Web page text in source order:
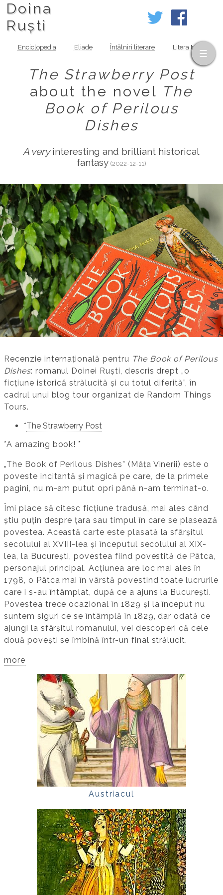
Doina
Ruști
Enciclopedia Eliade Întâlniri literare Litera MOV
The Strawberry Post
about the novel The
Book of Perilous
Dishes
A veryinteresting and brilliant historical
fantasy (2022-12-11)
Recenzie internațională pentru The Book of Perilous
Dishes: romanul Doinei Ruști, descris drept „o
ficțiune istorică strălucită și cu totul diferită”, în
cadrul unui blog tour organizat de Random Things
Tours.
*The Strawberry Post
*A amazing book! *
„The Book of Perilous Dishes” (Mâța Vinerii) este o
poveste incitantă și magică pe care, de la primele
pagini, nu m-am putut opri până n-am terminat-o.
Îmi place să citesc ficțiune tradusă, mai ales când
știu puțin despre țara sau timpul în care se plasează
povestea. Această carte este plasată la sfârșitul
secolului al XVIII-lea și începutul secolului al XIX-
lea, la București, povestea fiind povestită de Pâtca,
personajul principal. Acțiunea are loc mai ales în
1798, o Pâtca mai în vârstă povestind toate lucrurile
care i s-au întâmplat, după ce a ajuns la București.
Povestea trece ocazional în 1829 și la început nu
suntem siguri ce se întâmplă în 1829, dar odată ce
ajungi la sfârșitul romanului, vei descoperi că cele
două povești se îmbină într-un final strălucit.
more
Austriacul